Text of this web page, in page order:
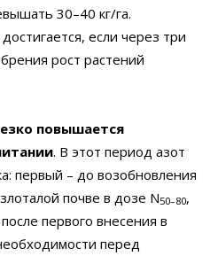
30–40 кг/га.
если через три
рост растений
повышается
. В этот период азот
первый – до возобновления
почве в дозе N50–80,
первого внесения в
перед